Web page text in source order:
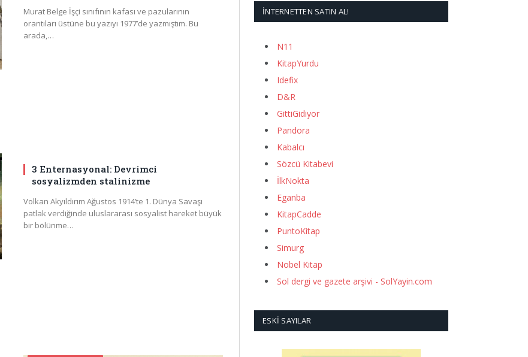
Murat Belge İşçi sınıfının kafası ve pazularının
orantıları üstüne bu yazıyı 1977’de yazmıştım. Bu
arada,…
3 Enternasyonal: Devrimci
sosyalizmden stalinizme
Volkan Akyıldırım Ağustos 1914’te 1. Dünya Savaşı
patlak verdiğinde uluslararası sosyalist hareket büyük
bir bölünme…
İNTERNETTEN SATIN AL!
N11
KitapYurdu
Idefix
D&R
GittiGidiyor
Pandora
Kabalcı
Sözcü Kitabevi
İlkNokta
Eganba
KitapCadde
PuntoKitap
Simurg
Nobel Kitap
Sol dergi ve gazete arşivi - SolYayin.com
ESKI SAYILAR